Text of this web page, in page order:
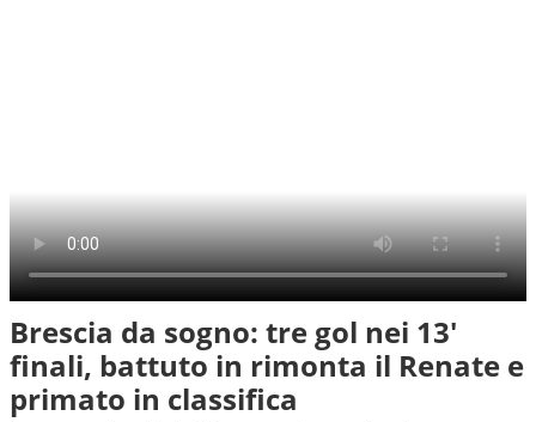
Brescia da sogno: tre gol nei 13'
finali, battuto in rimonta il Renate e
primato in classifica